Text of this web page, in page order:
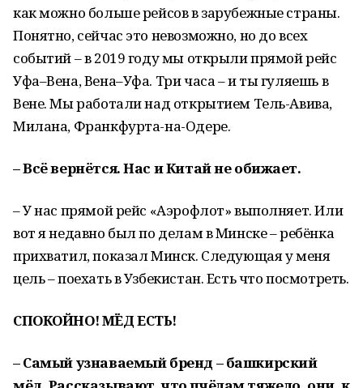
как можно больше рейсов в зарубежные страны.
Понятно, сейчас это невозможно, но до всех
событий – в 2019 году мы открыли прямой рейс
Уфа–Вена, Вена–Уфа. Три часа – и ты гуляешь в
Вене. Мы работали над открытием Тель-Авива,
Милана, Франкфурта-на-Одере.
– Всё вернётся. Нас и Китай не обижает.
– У нас прямой рейс «Аэрофлот» выполняет. Или
вот я недавно был по делам в Минске – ребёнка
прихватил, показал Минск. Следующая у меня
цель – поехать в Узбекистан. Есть что посмотреть.
СПОКОЙНО! МЁД ЕСТЬ!
– Самый узнаваемый бренд – башкирский